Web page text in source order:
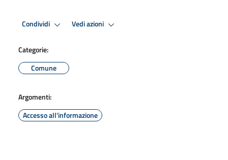
Condividi Vedi azioni
Categorie:
Comune
Argomenti:
Accesso all'informazione